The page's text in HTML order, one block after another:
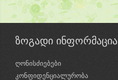
ზოგადი ინფორმაცია
ღონისძიებები
კონფიდენციალურობა